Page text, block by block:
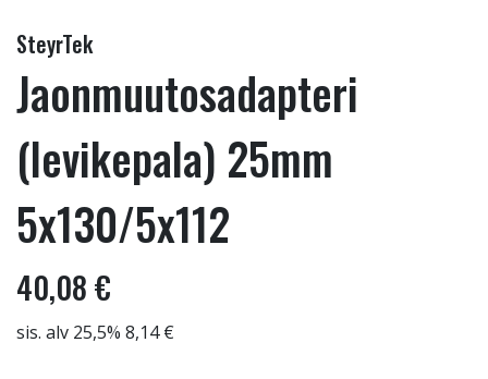
SteyrTek
Jaonmuutosadapteri
(levikepala) 25mm
5x130/5x112
40,08 €
sis. alv 25,5% 8,14 €